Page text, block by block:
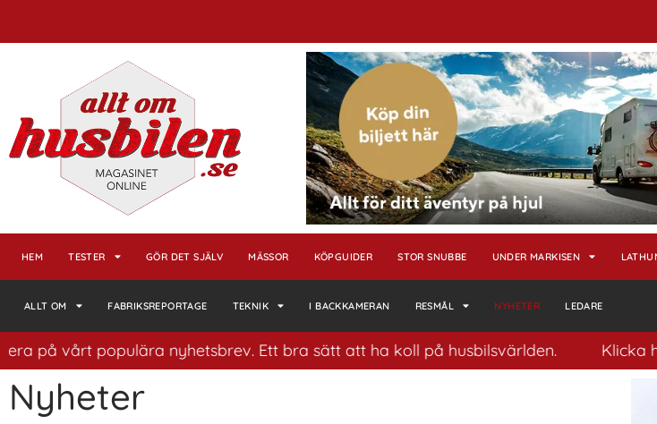
HEM TESTER GÖR DET SJÄLV MÄSSOR KÖPGUIDER STOR SNUBBE UNDER MARKISEN
ALLT OM FABRIKSREPORTAGE TEKNIK I BACKKAMERAN RESMÅL NYHETER LEDARE
vårt populära nyhetsbrev. Ett bra sätt att ha koll på husbilsvärlden. Klicka
Nyheter